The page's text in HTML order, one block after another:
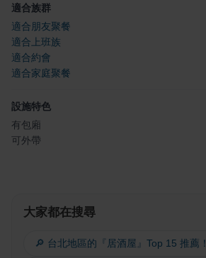
適合族群
適合朋友聚餐
適合上班族
適合約會
適合家庭聚餐
設施特色
有包廂
可外帶
大家都在搜尋
🔎 台北地區的『居酒屋』Top 15 推薦！